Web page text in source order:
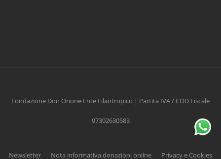
Fondazione Don Orione Ente Filantropico | Partita IVA / COD Fiscale
97302630583
Newsletter Nota informativa donazioni online Privacy e Cookies